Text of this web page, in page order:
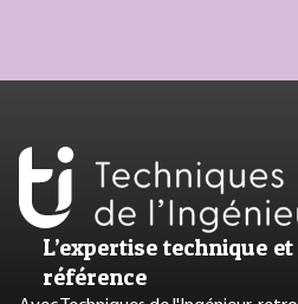
L’expertise technique
référence